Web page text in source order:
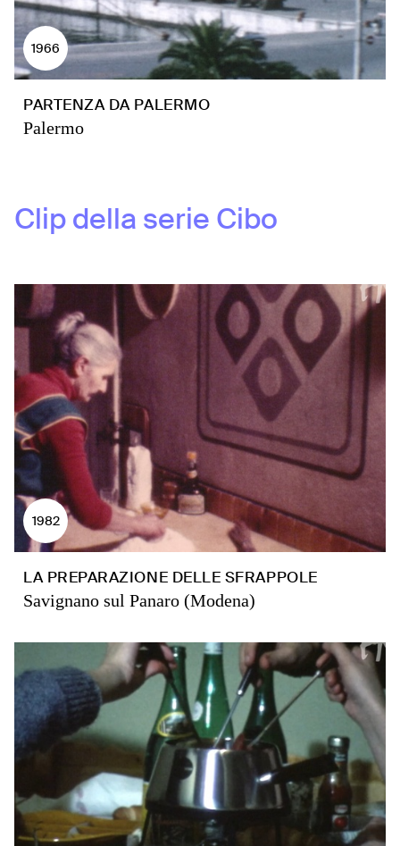
1966
PARTENZA DA PALERMO
Palermo
Clip della serie Cibo
1982
LA PREPARAZIONE DELLE SFRAPPOLE
Savignano sul Panaro (Modena)